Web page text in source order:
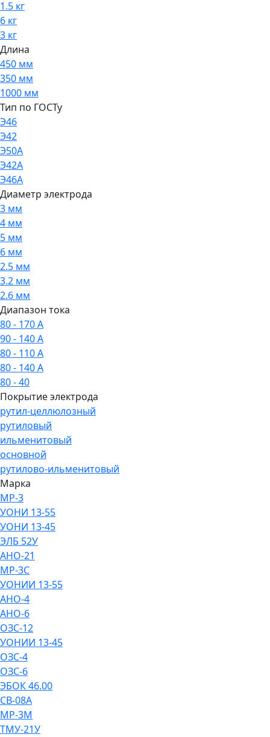
1.5 кг
6 кг
3 кг
Длина
450 мм
350 мм
1000 мм
Тип по ГОСТу
Э46
Э42
Э50А
Э42А
Э46А
Диаметр электрода
3 мм
4 мм
5 мм
6 мм
2.5 мм
3.2 мм
2.6 мм
Диапазон тока
80 - 170 А
90 - 140 А
80 - 110 А
80 - 140 А
80 - 40
Покрытие электрода
рутил-целлюлозный
рутиловый
ильменитовый
основной
рутилово-ильменитовый
Марка
МР-3
УОНИ 13-55
УОНИ 13-45
ЭЛБ 52У
АНО-21
МР-3С
УОНИИ 13-55
АНО-4
АНО-6
ОЗС-12
УОНИИ 13-45
ОЗС-4
ОЗС-6
ЭБОК 46.00
СВ-08А
МР-3М
ТМУ-21У